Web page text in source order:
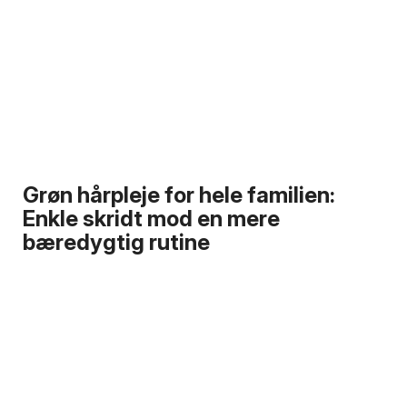
Grøn hårpleje for hele familien:
Enkle skridt mod en mere
bæredygtig rutine